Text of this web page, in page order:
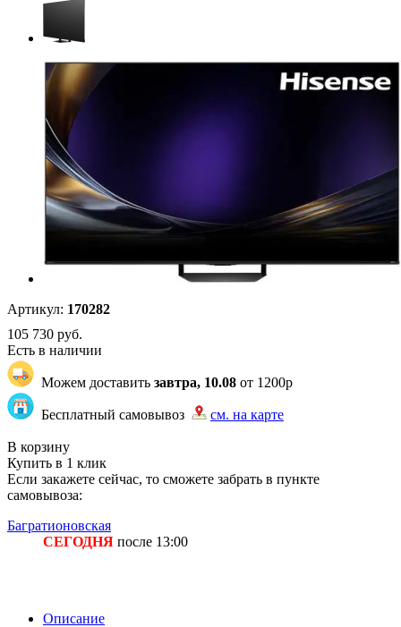
Артикул: 170282
105 730 руб.
Есть в наличии
Можем доставить завтра, 10.08 от 1200р
Бесплатный самовывоз
см. на карте
В корзину
Купить в 1 клик
Если закажете сейчас, то сможете забрать в пункте
самовывоза:
Багратионовская
СЕГОДНЯ после 13:00
Описание